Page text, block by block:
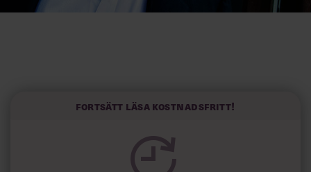
Fortsätt läsa kostnadsfritt!